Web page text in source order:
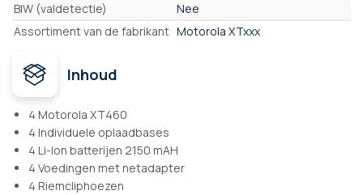
BIW (valdetectie)
Nee
Assortiment van de fabrikant Motorola XTxxx
Inhoud
4 Motorola XT460
4 Individuele oplaadbases
4 Li-Ion batterijen 2150 mAH
4 Voedingen met netadapter
4 Riemcliphoezen